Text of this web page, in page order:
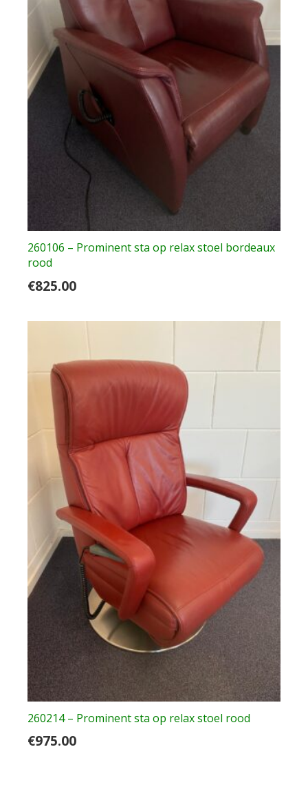
260106 – Prominent sta op relax stoel bordeaux
rood
€825.00
260214 – Prominent sta op relax stoel rood
€975.00